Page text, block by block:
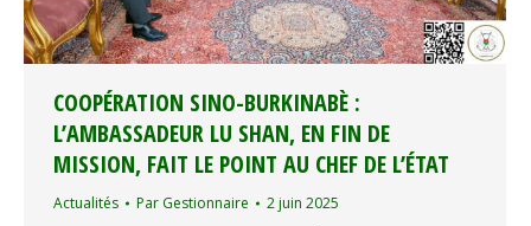
COOPÉRATION SINO-BURKINABÈ :
L’AMBASSADEUR LU SHAN, EN FIN DE
MISSION, FAIT LE POINT AU CHEF DE L’ÉTAT
Actualités Par Gestionnaire 2 juin 2025